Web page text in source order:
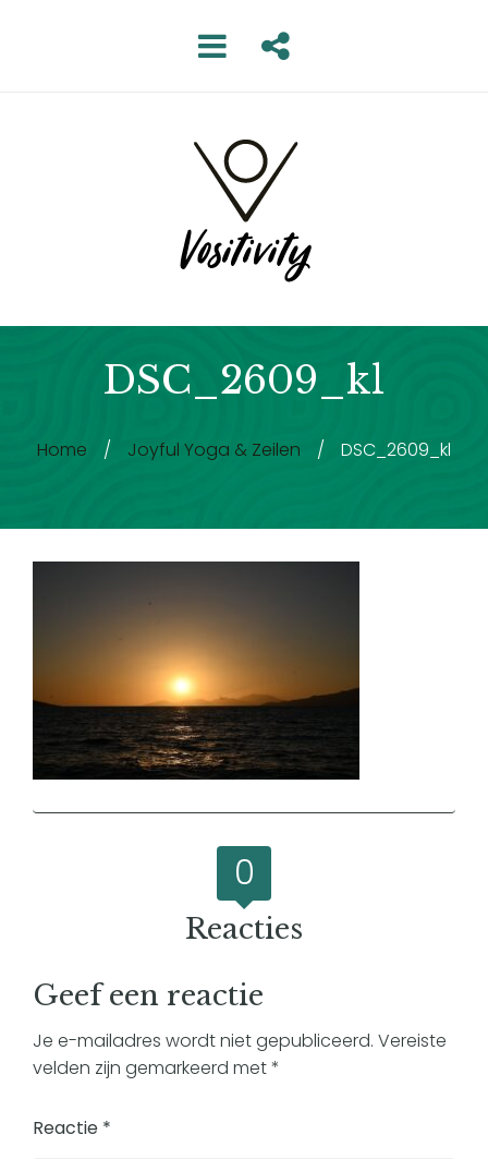
DSC_2609_kl
Home / Joyful Yoga & Zeilen / DSC_2609_kl
0
Reacties
Geef een reactie
Je e-mailadres wordt niet gepubliceerd. Vereiste
velden zijn gemarkeerd met*
Reactie *